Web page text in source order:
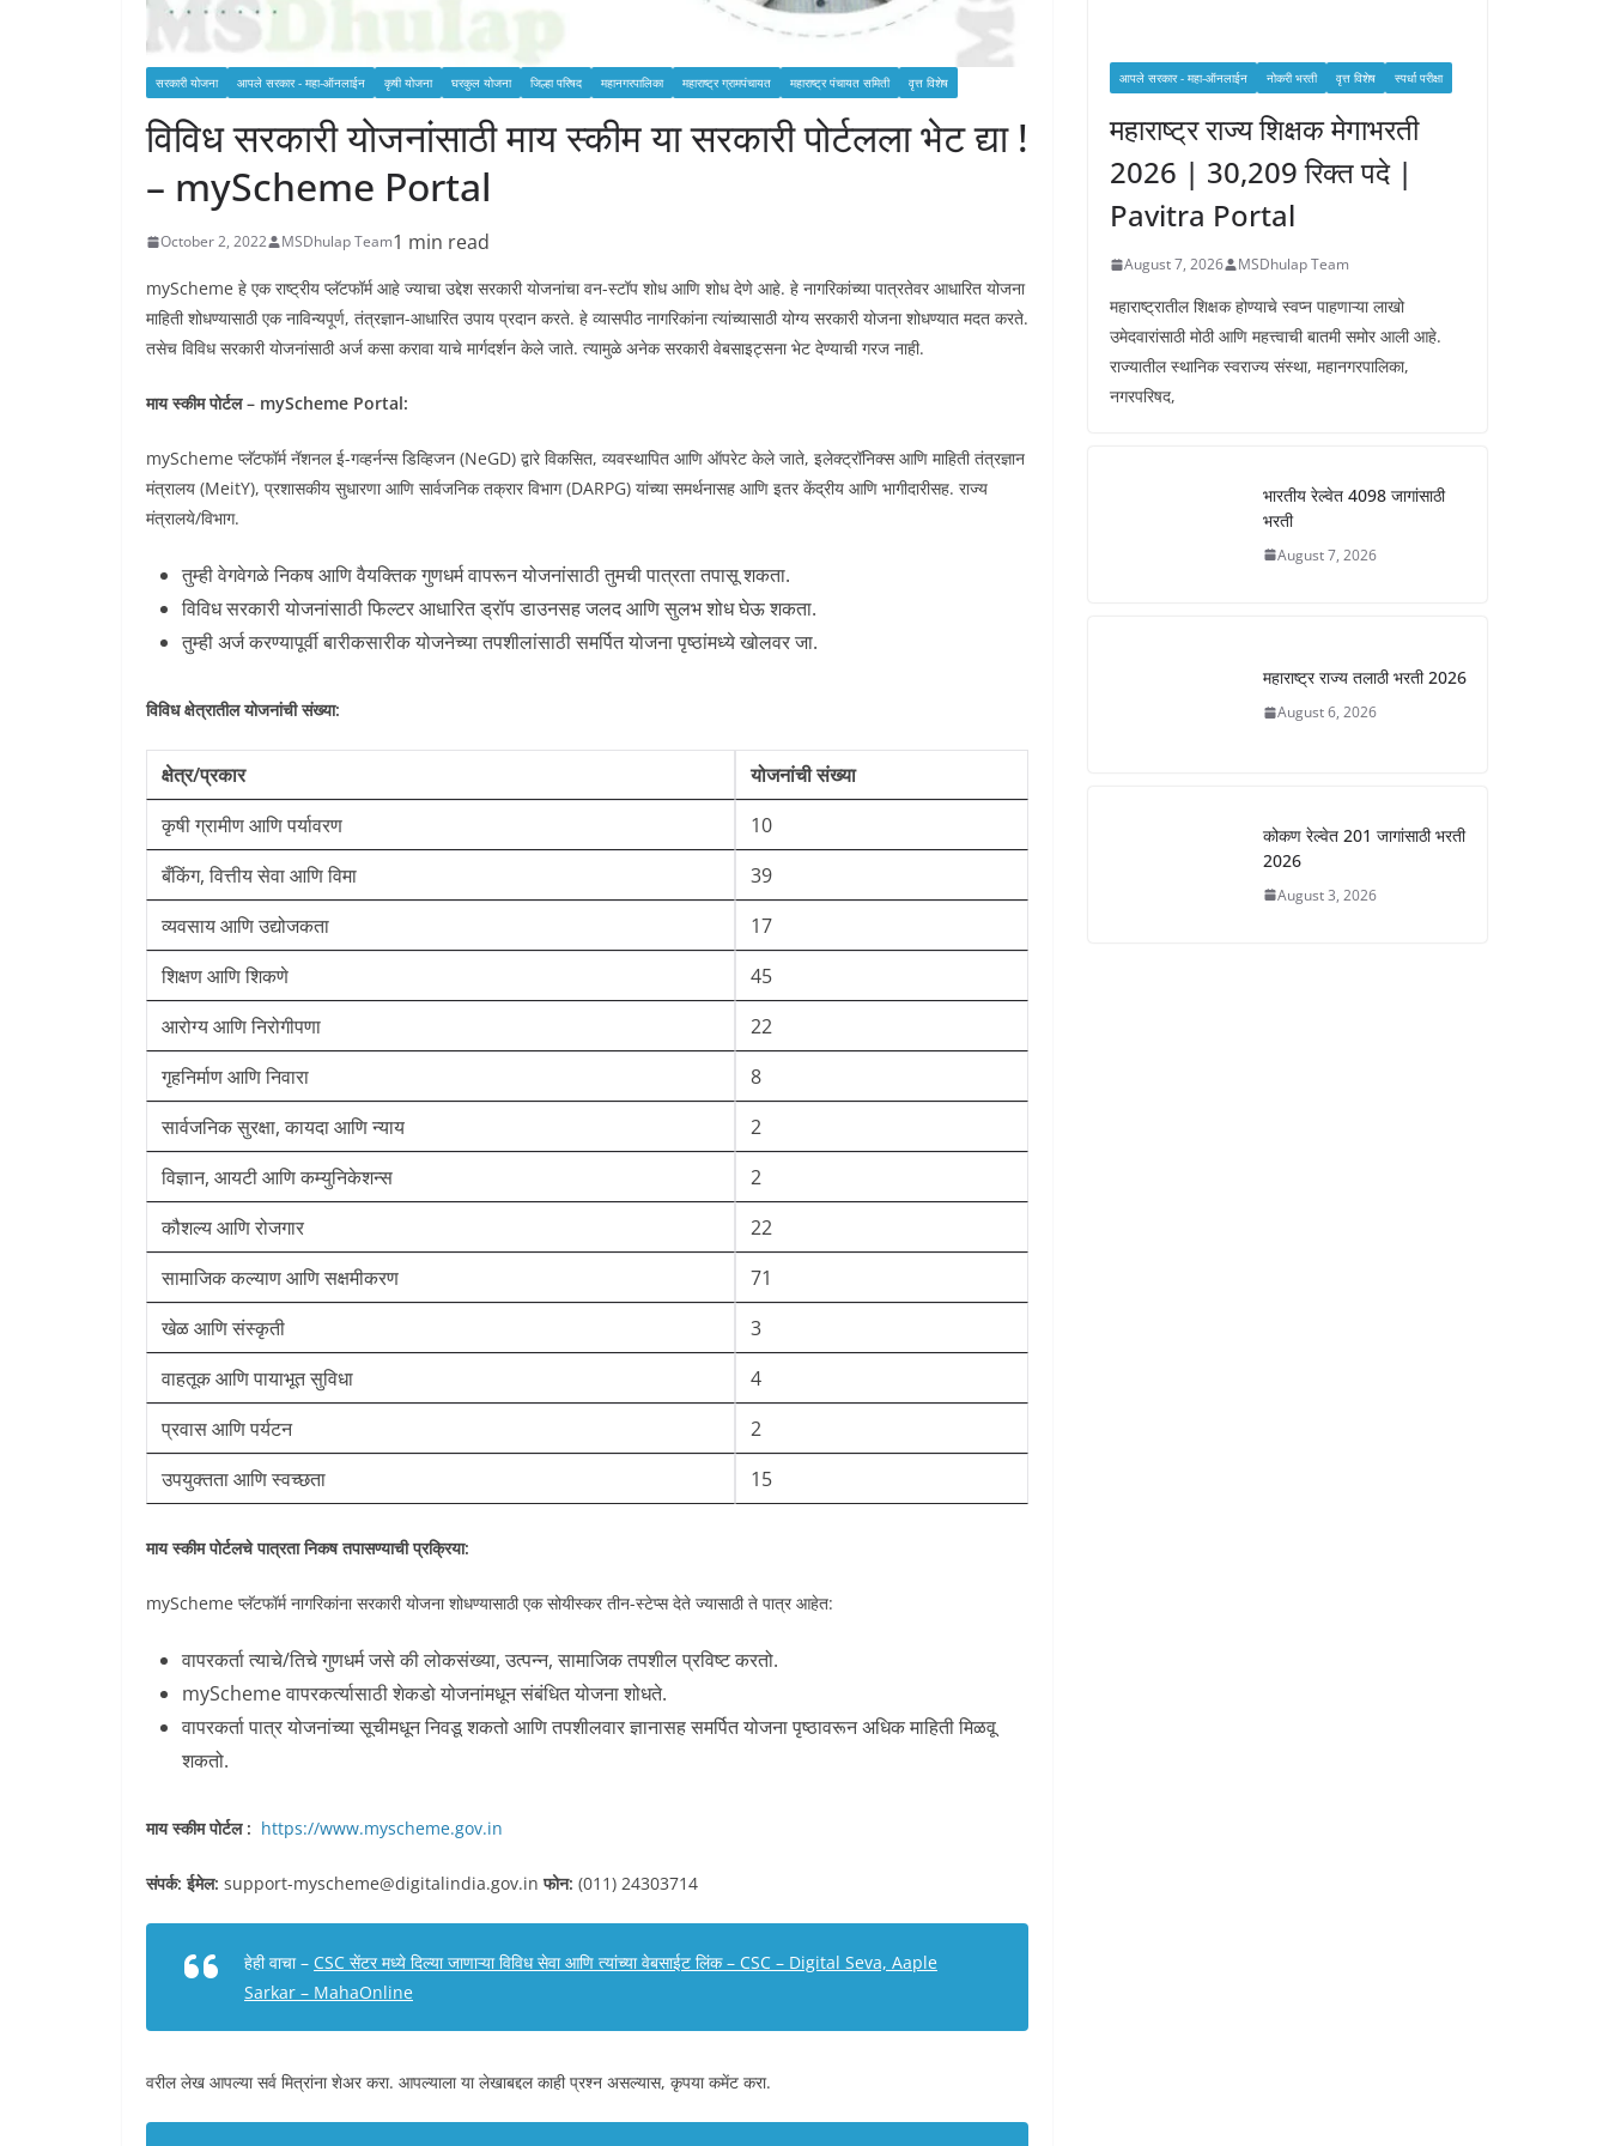
सरकारी योजना आपले सरकार - महा-ऑनलाईन कृषी योजना घरकुल योजना जिल्हा परिषद महानगरपालिका महाराष्ट्र ग्रामपंचायत महाराष्ट्र पंचायत समिती वृत्त विशेष
विविध सरकारी योजनांसाठी माय स्कीम या सरकारी पोर्टलला भेट द्या !
– myScheme Portal
October 2, 2022 MSDhulap Team1 min read
myScheme हे एक राष्ट्रीय प्लॅटफॉर्म आहे ज्याचा उद्देश सरकारी योजनांचा वन-स्टॉप शोध आणि शोध देणे आहे. हे नागरिकांच्या पात्रतेवर आधारित योजना
माहिती शोधण्यासाठी एक नाविन्यपूर्ण, तंत्रज्ञान-आधारित उपाय प्रदान करते. हे व्यासपीठ नागरिकांना त्यांच्यासाठी योग्य सरकारी योजना शोधण्यात मदत करते.
तसेच विविध सरकारी योजनांसाठी अर्ज कसा करावा याचे मार्गदर्शन केले जाते. त्यामुळे अनेक सरकारी वेबसाइट्सना भेट देण्याची गरज नाही.
माय स्कीम पोर्टल – myScheme Portal:
myScheme प्लॅटफॉर्म नॅशनल ई-गव्हर्नन्स डिव्हिजन (NeGD) द्वारे विकसित, व्यवस्थापित आणि ऑपरेट केले जाते, इलेक्ट्रॉनिक्स आणि माहिती तंत्रज्ञान
मंत्रालय (MeitY), प्रशासकीय सुधारणा आणि सार्वजनिक तक्रार विभाग (DARPG) यांच्या समर्थनासह आणि इतर केंद्रीय आणि भागीदारीसह. राज्य
मंत्रालये/विभाग.
तुम्ही वेगवेगळे निकष आणि वैयक्तिक गुणधर्म वापरून योजनांसाठी तुमची पात्रता तपासू शकता.
विविध सरकारी योजनांसाठी फिल्टर आधारित ड्रॉप डाउनसह जलद आणि सुलभ शोध घेऊ शकता.
तुम्ही अर्ज करण्यापूर्वी बारीकसारीक योजनेच्या तपशीलांसाठी समर्पित योजना पृष्ठांमध्ये खोलवर जा.
विविध क्षेत्रातील योजनांची संख्या:
क्षेत्र/प्रकार
योजनांची संख्या
कृषी ग्रामीण आणि पर्यावरण
10
बँकिंग, वित्तीय सेवा आणि विमा
39
व्यवसाय आणि उद्योजकता
17
शिक्षण आणि शिकणे
45
आरोग्य आणि निरोगीपणा
22
गृहनिर्माण आणि निवारा
8
सार्वजनिक सुरक्षा, कायदा आणि न्याय
2
विज्ञान, आयटी आणि कम्युनिकेशन्स
2
कौशल्य आणि रोजगार
22
सामाजिक कल्याण आणि सक्षमीकरण
71
खेळ आणि संस्कृती
3
वाहतूक आणि पायाभूत सुविधा
4
प्रवास आणि पर्यटन
2
उपयुक्तता आणि स्वच्छता
15
माय स्कीम पोर्टलचे पात्रता निकष तपासण्याची प्रक्रिया:
myScheme प्लॅटफॉर्म नागरिकांना सरकारी योजना शोधण्यासाठी एक सोयीस्कर तीन-स्टेप्स देते ज्यासाठी ते पात्र आहेत:
वापरकर्ता त्याचे/तिचे गुणधर्म जसे की लोकसंख्या, उत्पन्न, सामाजिक तपशील प्रविष्ट करतो.
myScheme वापरकर्त्यासाठी शेकडो योजनांमधून संबंधित योजना शोधते.
वापरकर्ता पात्र योजनांच्या सूचीमधून निवडू शकतो आणि तपशीलवार ज्ञानासह समर्पित योजना पृष्ठावरून अधिक माहिती मिळवू
शकतो.
माय स्कीम पोर्टल : https://www.myscheme.gov.in
संपर्क:ईमेल: support-myscheme@digitalindia.gov.inफोन: (011) 24303714
हेही वाचा – CSC सेंटर मध्ये दिल्या जाणाऱ्या विविध सेवा आणि त्यांच्या वेबसाईट लिंक – CSC – Digital Seva, Aaple
Sarkar – MahaOnline
वरील लेख आपल्या सर्व मित्रांना शेअर करा. आपल्याला या लेखाबद्दल काही प्रश्न असल्यास, कृपया कमेंट करा.
आपले सरकार - महा-ऑनलाईन नोकरी भरती वृत्त विशेष स्पर्धा परीक्षा
महाराष्ट्र राज्य शिक्षक मेगाभरती
2026 | 30,209 रिक्त पदे |
Pavitra Portal
August 7, 2026 MSDhulap Team
महाराष्ट्रातील शिक्षक होण्याचे स्वप्न पाहणाऱ्या लाखो
उमेदवारांसाठी मोठी आणि महत्त्वाची बातमी समोर आली आहे.
राज्यातील स्थानिक स्वराज्य संस्था, महानगरपालिका,
नगरपरिषद,
भारतीय रेल्वेत 4098 जागांसाठी
भरती
August 7, 2026
महाराष्ट्र राज्य तलाठी भरती 2026
August 6, 2026
कोकण रेल्वेत 201 जागांसाठी भरती
2026
August 3, 2026